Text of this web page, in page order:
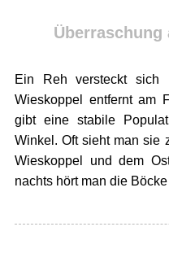
Überraschung
Ein Reh versteckt sich
Wieskoppel entfernt am
gibt eine stabile
Winkel. Oft sieht man sie
Wieskoppel und dem
nachts hört man die